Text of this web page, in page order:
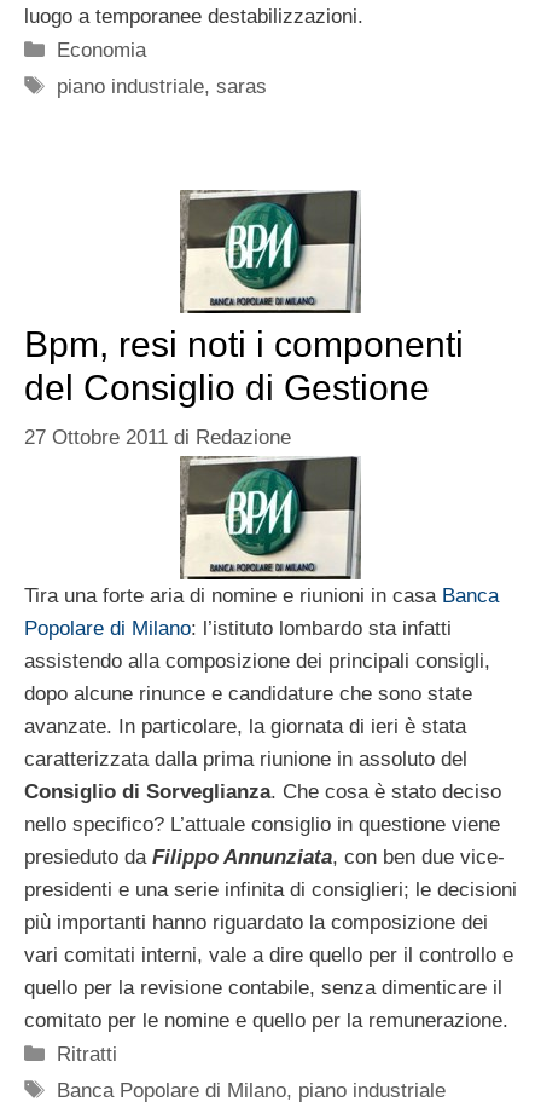
luogo a temporanee destabilizzazioni.
Categorie
Economia
Tag
piano industriale,saras
Bpm, resi noti i componenti
del Consiglio di Gestione
27 Ottobre 2011 di Redazione
Tira una forte aria di nomine e riunioni in casa Banca
Popolare di Milano: l’istituto lombardo sta infatti
assistendo alla composizione dei principali consigli,
dopo alcune rinunce e candidature che sono state
avanzate. In particolare, la giornata di ieri è stata
caratterizzata dalla prima riunione in assoluto del
Consiglio di Sorveglianza. Che cosa è stato deciso
nello specifico? L’attuale consiglio in questione viene
presieduto da Filippo Annunziata, con ben due vice-
presidenti e una serie infinita di consiglieri; le decisioni
più importanti hanno riguardato la composizione dei
vari comitati interni, vale a dire quello per il controllo e
quello per la revisione contabile, senza dimenticare il
comitato per le nomine e quello per la remunerazione.
Categorie
Ritratti
Tag
Banca Popolare di Milano, piano industriale